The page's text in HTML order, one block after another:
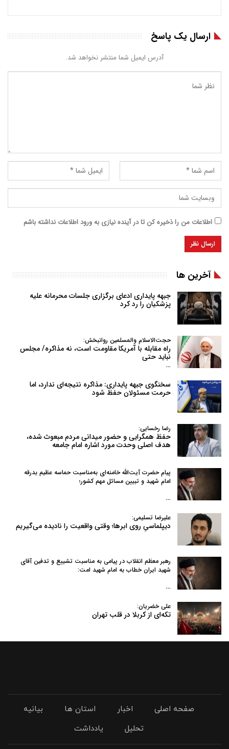
ارسال یک پاسخ
آدرس ایمیل شما منتشر نخواهد شد.
اطلاعات من را ذخیره کن تا در آینده نیازی به ورود اطلاعات نداشته باشم
آخرین ها
جبهه پایداری ادعای برگزاری جلسات محرمانه علیه
پزشکیان را رد کرد
حجت‌الاسلام والمسلمین روانبخش:
راه مقابله با آمریکا مقاومت است، نه مذاکره/ مجلس
نباید حتی
…
سخنگوی جبهه پایداری: مذاکره نتیجه‌ای ندارد، اما
حرمت مسئولان حفظ شود
رضا رخسایی:
حفظ همگرایی و حضور میدانی مردم مبعوث شده،
هدف اصلی وحدت مورد اشاره امام جامعه
پیام حضرت آیت‌الله خامنه‌ای به‌مناسبت حماسه عظیم بدرقه
امام شهید و تبیین مسائل مهم کشور؛
…
علیرضا تسلیمی:
دیپلماسیِ روی ابرها؛ وقتی واقعیت را نادیده می‌گیریم
رهبر معظم انقلاب در پیامی به‌ مناسبت تشییع و تدفین آقای
شهید ایران خطاب به امام شهید امت:
…
علی خضریان:
تکه‌ای از کربلا در قلب تهران
صفحه اصلی اخبار استان ها
بیانیه
تحلیل
یادداشت